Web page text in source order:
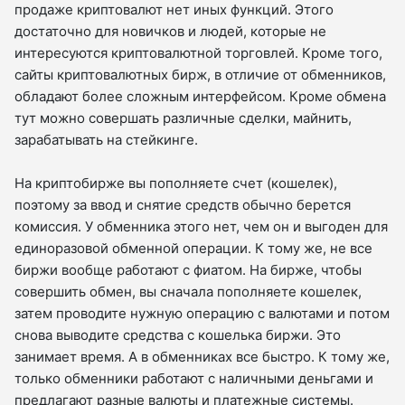
продаже криптовалют нет иных функций. Этого
достаточно для новичков и людей, которые не
интересуются криптовалютной торговлей. Кроме того,
сайты криптовалютных бирж, в отличие от обменников,
обладают более сложным интерфейсом. Кроме обмена
тут можно совершать различные сделки, майнить,
зарабатывать на стейкинге.
На криптобирже вы пополняете счет (кошелек),
поэтому за ввод и снятие средств обычно берется
комиссия. У обменника этого нет, чем он и выгоден для
единоразовой обменной операции. К тому же, не все
биржи вообще работают с фиатом. На бирже, чтобы
совершить обмен, вы сначала пополняете кошелек,
затем проводите нужную операцию с валютами и потом
снова выводите средства с кошелька биржи. Это
занимает время. А в обменниках все быстро. К тому же,
только обменники работают с наличными деньгами и
предлагают разные валюты и платежные системы.